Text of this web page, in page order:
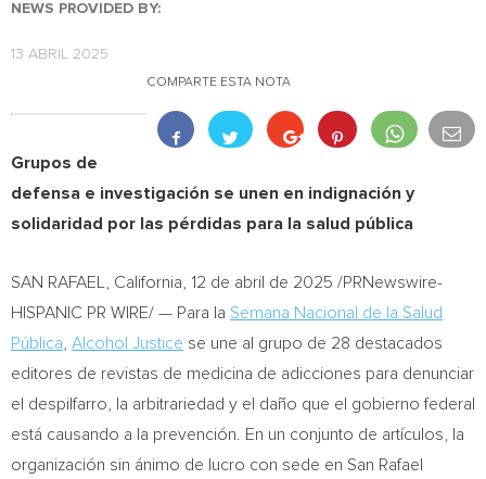
NEWS PROVIDED BY:
13 ABRIL 2025
COMPARTE ESTA NOTA
Grupos de
defensa e investigación se unen en indignación y
solidaridad por las pérdidas para la salud pública
SAN RAFAEL, California 12 de abril de 2025 /PRNewswire-
HISPANIC PR WIRE/ — Para la Semana Nacional de la Salud
Pública Alcohol Justice se une al grupo de 28 destacados
editores de revistas de medicina de adicciones para denunciar
el despilfarro, la arbitrariedad y el daño que el gobierno federal
está causando a la prevención. En un conjunto de artículos, la
organización sin ánimo de lucro con sede en San Rafael